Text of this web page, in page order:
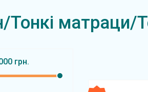
Тонкі матраци/
грн.